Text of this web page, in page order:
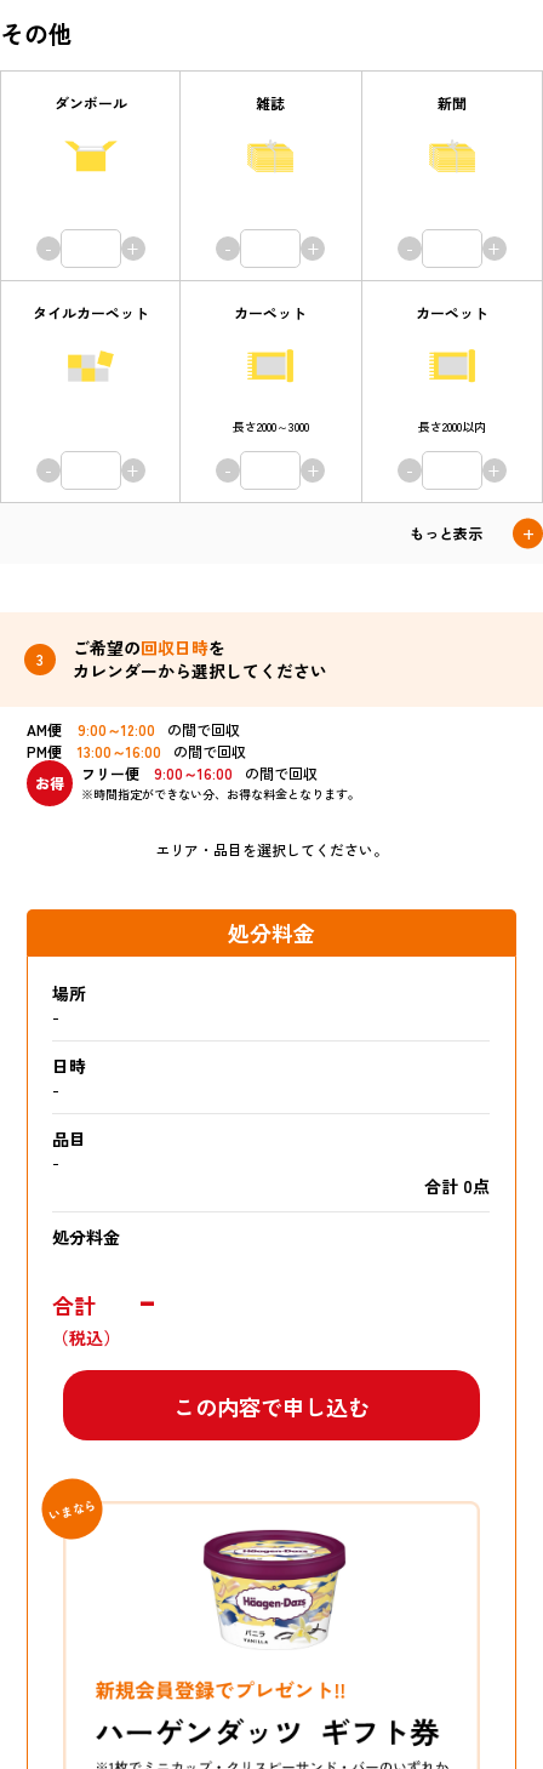
その他
ダンボール
- +
雑誌
- +
新聞
- +
タイルカーペット
- +
カーペット
長さ2000～3000
- +
カーペット
長さ2000以内
- +
ご希望の回収日時を
カレンダーから選択してください
AM便 9:00～12:00
の間で回収
PM便
13:00～16:00
の間で回収
フリー便
9:00～16:00 の間で回収
※時間指定ができない分、お得な料金となります。
エリア・品目を選択してください。
処分料金
場所
-
日時
-
品目
-
合計 0点
処分料金
合計 -
（税込）
この内容で申し込む
いまなら